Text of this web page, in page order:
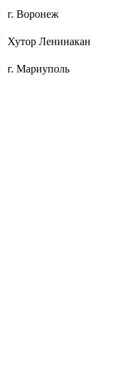
г. Воронеж
Хутор Ленинакан
г. Мариуполь